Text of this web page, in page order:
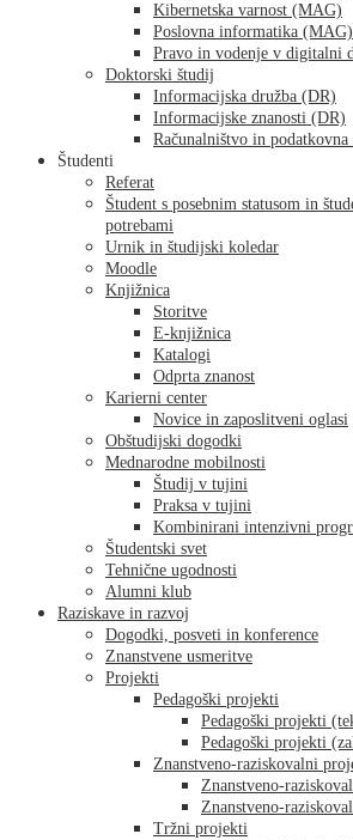
Kibernetska varnost (MAG)
Poslovna informatika (MAG)
Pravo in vodenje v digitalni
Doktorski študij
Informacijska družba (DR)
Informacijske znanosti (DR)
Računalništvo in podatkovna
Študenti
Referat
Študent s posebnim statusom in
potrebami
Urnik in študijski koledar
Moodle
Knjižnica
Storitve
E-knjižnica
Katalogi
Odprta znanost
Karierni center
Novice in zaposlitveni oglasi
Obštudijski dogodki
Mednarodne mobilnosti
Študij v tujini
Praksa v tujini
Kombinirani intenzivni
Študentski svet
Tehnične ugodnosti
Alumni klub
Raziskave in razvoj
Dogodki, posveti in konference
Znanstvene usmeritve
Projekti
Pedagoški projekti
Pedagoški projekti
Pedagoški projekti
Znanstveno-raziskovalni
Znanstveno-
Znanstveno-
Tržni projekti